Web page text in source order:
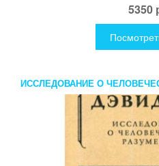
5350
ИССЛЕДОВАНИЕ О